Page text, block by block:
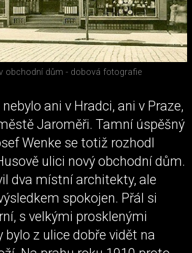
obchodní dům - dobová fotografie
ani v Hradci, ani v Praze,
Jaroměři. Tamní úspěšný
Wenke se totiž rozhodl
ulici nový obchodní dům.
dva místní architekty, ale
spokojen. Přál si
s velkými prosklenými
bylo z ulice dobře vidět na